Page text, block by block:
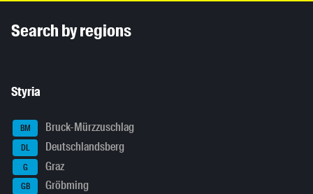
Search by regions
Styria
BM Bruck-Mürzzuschlag
DL Deutschlandsberg
G Graz
GB Gröbming